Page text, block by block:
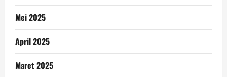
Mei 2025
April 2025
Maret 2025